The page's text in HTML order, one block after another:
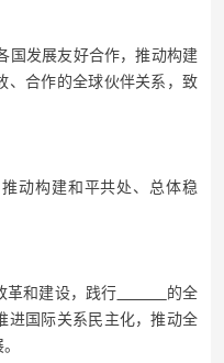
国发展友好合作，推动构建
、合作的全球伙伴关系，致
动构建和平共处、总体稳
和建设，践行
的全
进国际关系民主化，推动全